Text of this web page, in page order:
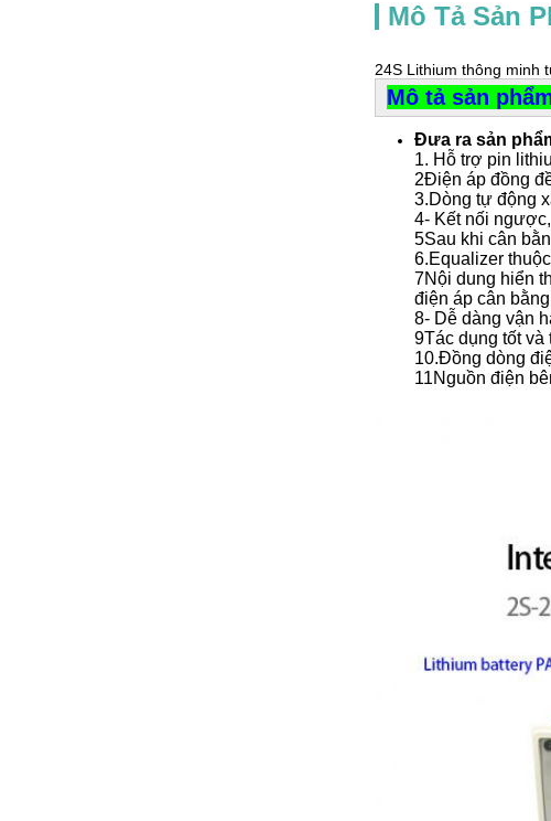
Mô Tả Sản
24S Lithium thông minh
Mô tả sản
Đưa ra sản
1. Hỗ trợ pin
2Điện áp đồng
3.Dòng tự động
4- Kết nối
5Sau khi cân
6.Equalizer
7Nội dung hiển
điện áp cân
8- Dễ dàng vận
9Tác dụng tốt và
10.Đồng dòng
11Nguồn điện